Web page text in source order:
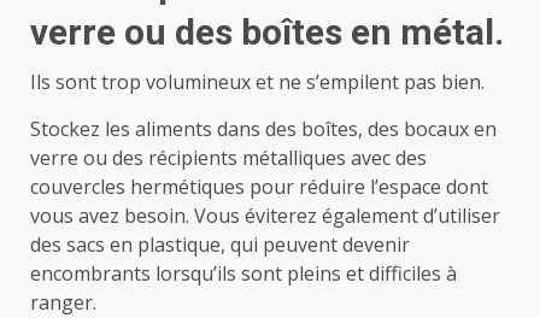
verre ou des boîtes en métal.
Ils sont trop volumineux et ne s’empilent pas bien.
Stockez les aliments dans des boîtes, des bocaux en
verre ou des récipients métalliques avec des
couvercles hermétiques pour réduire l’espace dont
vous avez besoin. Vous éviterez également d’utiliser
des sacs en plastique, qui peuvent devenir
encombrants lorsqu’ils sont pleins et difficiles à
ranger.